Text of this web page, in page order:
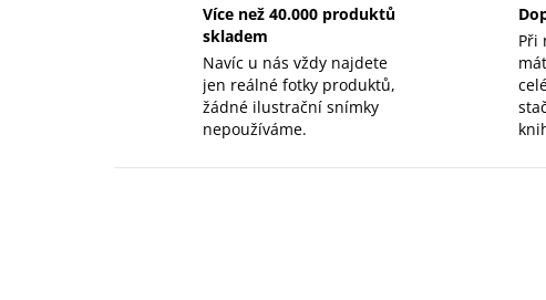
Více než 40.000 produktů
skladem
Navíc u nás vždy najdete
jen reálné fotky produktů,
žádné ilustrační snímky
nepoužíváme.
Při